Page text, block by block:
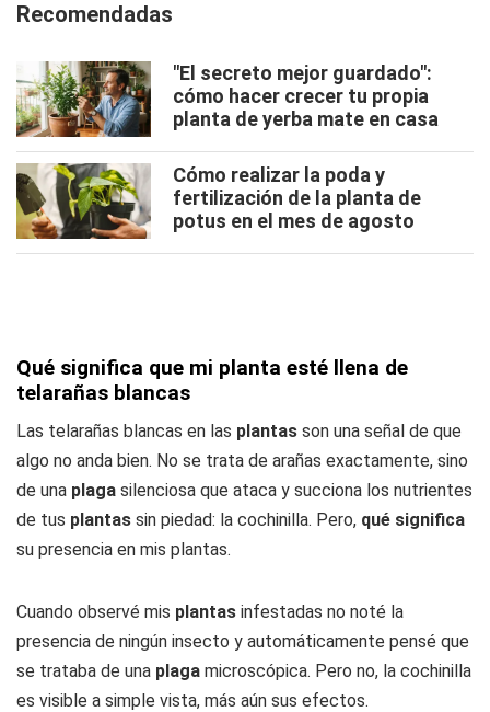
Recomendadas
"El secreto mejor guardado":
cómo hacer crecer tu propia
planta de yerba mate en casa
Cómo realizar la poda y
fertilización de la planta de
potus en el mes de agosto
Qué significa que mi planta esté llena de
telarañas blancas
Las telarañas blancas en las plantas son una señal de que
algo no anda bien. No se trata de arañas exactamente, sino
de una plaga silenciosa que ataca y succiona los nutrientes
de tus plantas sin piedad: la cochinilla. Pero, qué significa
su presencia en mis plantas.
Cuando observé mis plantas infestadas no noté la
presencia de ningún insecto y automáticamente pensé que
se trataba de una plaga microscópica. Pero no, la cochinilla
es visible a simple vista, más aún sus efectos.